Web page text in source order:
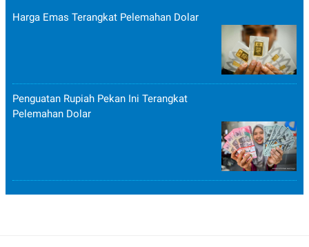
Harga Emas Terangkat Pelemahan Dolar
Penguatan Rupiah Pekan Ini Terangkat
Pelemahan Dolar